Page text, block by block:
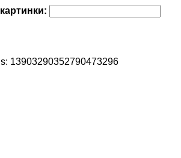
13903290352790473296